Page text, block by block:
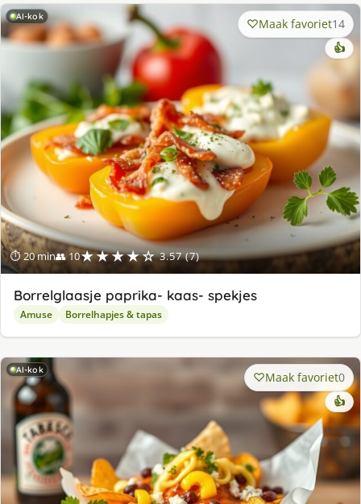
AI-kok
⏱ 20 min👥 10★★★★☆ 3.57 (7)
Maak favoriet14
👍
Borrelglaasje paprika- kaas- spekjes
Amuse Borrelhapjes & tapas
AI-kok Maak favoriet0
👍